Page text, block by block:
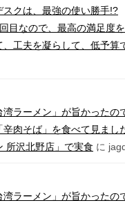
スクは、最強の使い勝手!?
目なので、最高の満足度
工夫を凝らして、低予算
湾ラーメン」が旨かったの
肉そば」を食べて見まし
所沢北野店」で実食 に
湾ラーメン」が旨かったの